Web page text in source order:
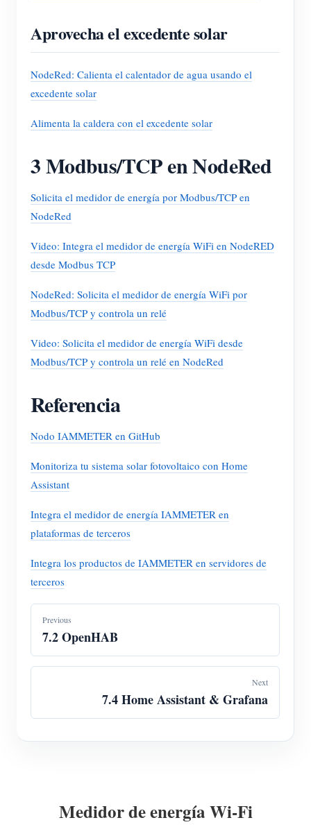
Aprovecha el excedente solar
NodeRed: Calienta el calentador de agua usando el
excedente solar
Alimenta la caldera con el excedente solar
3 Modbus/TCP en NodeRed
Solicita el medidor de energía por Modbus/TCP en
NodeRed
Video: Integra el medidor de energía WiFi en NodeRED
desde Modbus TCP
NodeRed: Solicita el medidor de energía WiFi por
Modbus/TCP y controla un relé
Video: Solicita el medidor de energía WiFi desde
Modbus/TCP y controla un relé en NodeRed
Referencia
Nodo IAMMETER en GitHub
Monitoriza tu sistema solar fotovoltaico con Home
Assistant
Integra el medidor de energía IAMMETER en
plataformas de terceros
Integra los productos de IAMMETER en servidores de
terceros
Previous
7.2 OpenHAB
Next
7.4 Home Assistant & Grafana
Medidor de energía Wi-Fi